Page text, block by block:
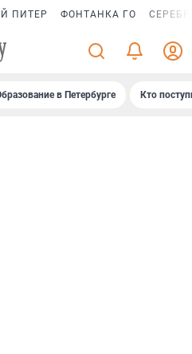
ПИТЕР ФОНТАНКА ГО
в Петербурге Кто